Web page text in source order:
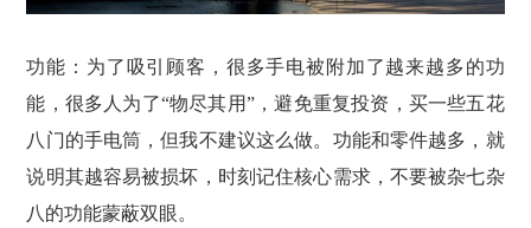
功能：为了吸引顾客，很多手电被附加了越来越多的功
能，很多人为了“物尽其用”，避免重复投资，买一些五花
八门的手电筒，但我不建议这么做。功能和零件越多，就
说明其越容易被损坏，时刻记住核心需求，不要被杂七杂
八的功能蒙蔽双眼。